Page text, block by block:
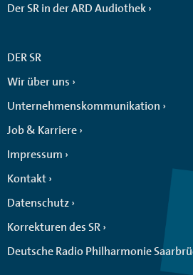
Der SR in der ARD Audiothek
DER SR
Wir über uns
Unternehmenskommunikation
Job & Karriere
Impressum
Kontakt
Datenschutz
Korrekturen des SR
Deutsche Radio Philharmonie